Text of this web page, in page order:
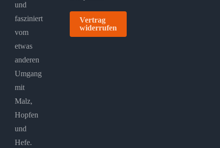
und
fasziniert
vom
etwas
anderen
Umgang
mit
Malz,
Hopfen
und
Hefe.
Vertrag
widerrufen